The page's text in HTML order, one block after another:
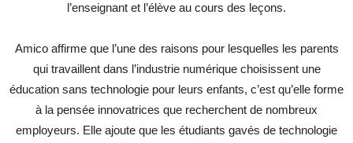
l’enseignant et l’élève au cours des leçons.
Amico affirme que l’une des raisons pour lesquelles les parents
qui travaillent dans l’industrie numérique choisissent une
éducation sans technologie pour leurs enfants, c’est qu’elle forme
à la pensée innovatrices que recherchent de nombreux
employeurs. Elle ajoute que les étudiants gavés de technologie